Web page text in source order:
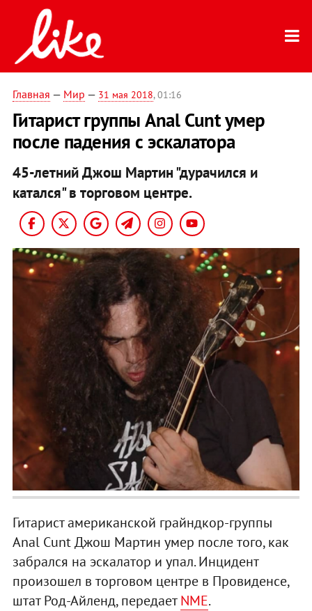
Главная — Мир — 31 мая 2018, 01:16
Гитарист группы Anal Cunt умер
после падения с эскалатора
45-летний Джош Мартин "дурачился и
катался" в торговом центре.
Гитарист американской грайндкор-группы
Anal Cunt Джош Мартин умер после того, как
забрался на эскалатор и упал. Инцидент
произошел в торговом центре в Провиденсе,
штат Род-Айленд, передаетNME.